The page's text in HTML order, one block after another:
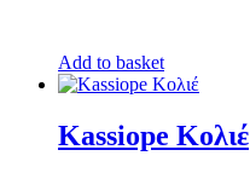
Add to basket
Kassiope Κολιέ